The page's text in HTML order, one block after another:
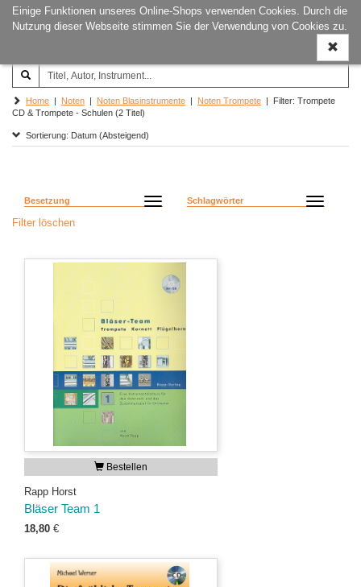
Einige Funktionen unseres Online-Shops verwenden Cookies. Durch die
Nutzung dieser Webseite stimmen Sie der Verwendung von Cookies zu.
ein-/
Joachim‐Trekel‐Musikverlag,
Hamburg
Home | Noten | Noten Blasinstrumente | Noten Trompete | Filter: Trompete
CD & Trompete - Schulen (2 Titel)
Sortierung: Datum (Absteigend)
Besetzung Schlagwörter
Filter löschen
Bestellen
Rapp Horst
Bläser Team 1
18,80 €